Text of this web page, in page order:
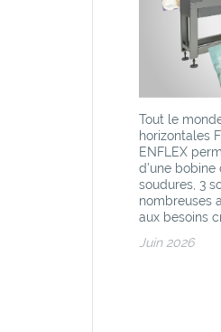
Tout le
horizontales
ENFLEX
d’une
soudures, 3
nombreuses
aux besoins
Juin 2026